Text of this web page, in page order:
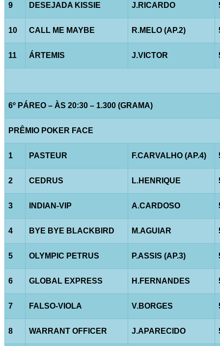
9 DESEJADA KISSIE J.RICARDO
10 CALL ME MAYBE R.MELO (AP.2)
11 ÁRTEMIS J.VICTOR
6º PÁREO – ÀS 20:30 – 1.300 (GRAMA)
PRÊMIO POKER FACE
1 PASTEUR F.CARVALHO (AP.4)
2 CEDRUS L.HENRIQUE
3 INDIAN-VIP A.CARDOSO
4 BYE BYE BLACKBIRD M.AGUIAR
5 OLYMPIC PETRUS P.ASSIS (AP.3)
6 GLOBAL EXPRESS H.FERNANDES
7 FALSO-VIOLA V.BORGES
8 WARRANT OFFICER J.APARECIDO